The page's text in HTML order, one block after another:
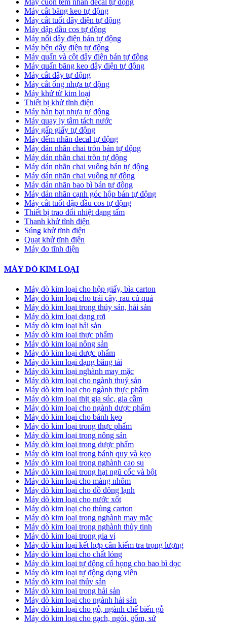
Máy cuốn tem nhãn decal tự động
Máy cắt băng keo tự động
Máy cắt tuốt dây điện tự động
Máy dập đầu cos tự động
Máy nối dây điện bán tự động
Máy bện dây điện tự động
Máy quấn và cột dây điện bán tự động
Máy quấn băng keo dây điện tự động
Máy cắt dây tự động
Máy cắt ống nhựa tự động
Máy khử từ kim loại
Thiết bị khử tĩnh điện
Máy hàn bạt nhựa tự động
Máy quay ly tâm tách nước
Máy gấp giấy tự động
Máy đếm nhãn decal tự động
Máy dán nhãn chai tròn bán tự động
Máy dán nhãn chai tròn tự động
Máy dán nhãn chai vuông bán tự động
Máy dán nhãn chai vuông tự động
Máy dán nhãn bao bì bán tự động
Máy dán nhãn cạnh góc hộp bán tự động
Máy cắt tuốt dập đầu cos tự động
Thiết bị trao đổi nhiệt dạng tấm
Thanh khử tĩnh điện
Súng khử tĩnh điện
Quạt khử tĩnh điện
Máy đo tĩnh điện
MÁY DÒ KIM LOẠI
Máy dò kim loại cho hộp giấy, bìa carton
Máy dò kim loại cho trái cây, rau củ quả
Máy dò kim loại trong thủy sản, hải sản
Máy dò kim loại dạng rơi
Máy dò kim loại hải sản
Máy dò kim loại thực phẩm
Máy dò kim loại nông sản
Máy dò kim loại dược phẩm
Máy dò kim loại dạng băng tải
Máy dò kim loại nghành may mặc
Máy dò kim loại cho ngành thuỷ sản
Máy dò kim loại cho ngành thực phẩm
Máy dò kim loại thịt gia súc, gia cầm
Máy dò kim loại cho ngành dược phẩm
Máy dò kim loại cho bánh kẹo
Máy dò kim loại trong thực phẩm
Máy dò kim loại trong nông sản
Máy dò kim loại trong dược phẩm
Máy dò kim loại trong bánh quy và kẹo
Máy dò kim loại trong nghành cao su
Máy dò kim loại trong hạt ngũ cốc và bột
Máy dò kim loại cho màng nhôm
Máy dò kim loại cho đồ đông lạnh
Máy dò kim loại cho nước xốt
Máy dò kim loại cho thùng carton
Máy dò kim loại trong nghành may mặc
Máy dò kim loại trong nghành thủy tinh
Máy dò kim loại trong gia vị
Máy dò kim loại kết hợp cân kiểm tra trọng lượng
Máy dò kim loại cho chất lỏng
Máy dò kim loại tự động cổ họng cho bao bì dọc
Máy dò kim loại tự động dạng viên
Máy dò kim loại thủy sản
Máy dò kim loại trong hải sản
Máy dò kim loại cho ngành hải sản
Máy dò kim loại cho gỗ, ngành chế biến gỗ
Máy dò kim loại cho gạch, ngói, gốm, sứ